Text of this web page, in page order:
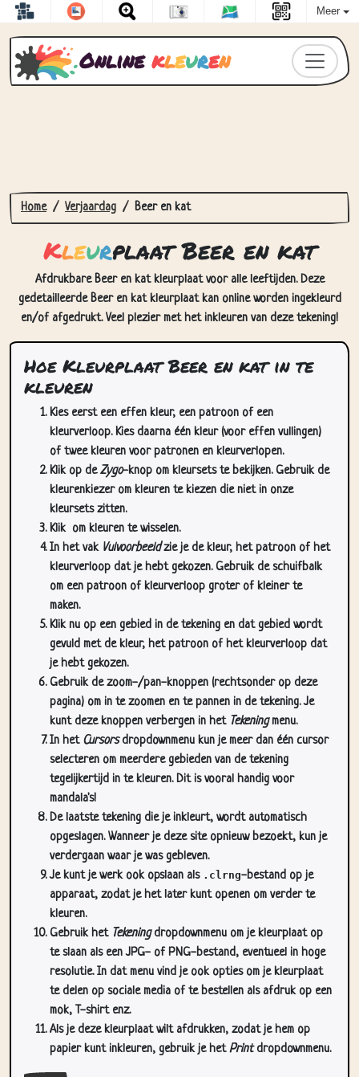
Meer
Online kleuren
Home Verjaardag Beer en kat
Kleurplaat Beer en kat
Afdrukbare Beer en kat kleurplaat voor alle leeftijden. Deze
gedetailleerde Beer en kat kleurplaat kan online worden ingekleurd
en/of afgedrukt. Veel plezier met het inkleuren van deze tekening!
Hoe Kleurplaat Beer en kat in te
kleuren
Kies eerst een effen kleur, een patroon of een
kleurverloop. Kies daarna één kleur (voor effen vullingen)
of twee kleuren voor patronen en kleurverlopen.
Klik op deZygo-knop om kleursets te bekijken. Gebruik de
kleurenkiezer om kleuren te kiezen die niet in onze
kleursets zitten.
Klik om kleuren te wisselen.
In het vak Vulvoorbeeldzie je de kleur, het patroon of het
kleurverloop dat je hebt gekozen. Gebruik de schuifbalk
om een patroon of kleurverloop groter of kleiner te
maken.
Klik nu op een gebied in de tekening en dat gebied wordt
gevuld met de kleur, het patroon of het kleurverloop dat
je hebt gekozen.
Gebruik de zoom-/pan-knoppen (rechtsonder op deze
pagina) om in te zoomen en te pannen in de tekening. Je
kunt deze knoppen verbergen in het Tekeningmenu.
In het Cursorsdropdownmenu kun je meer dan één cursor
selecteren om meerdere gebieden van de tekening
tegelijkertijd in te kleuren. Dit is vooral handig voor
mandala's!
De laatste tekening die je inkleurt, wordt automatisch
opgeslagen. Wanneer je deze site opnieuw bezoekt, kun je
verdergaan waar je was gebleven.
Je kunt je werk ook opslaan als .clrng-bestand op je
apparaat, zodat je het later kunt openen om verder te
kleuren.
Gebruik het Tekeningdropdownmenu om je kleurplaat op
te slaan als een JPG- of PNG-bestand, eventueel in hoge
resolutie. In dat menu vind je ook opties om je kleurplaat
te delen op sociale media of te bestellen als afdruk op een
mok, T-shirt enz.
Als je deze kleurplaat wilt afdrukken, zodat je hem op
papier kunt inkleuren, gebruik je hetPrintdropdownmenu.